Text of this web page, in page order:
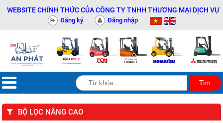
CHÍNH THỨC CỦA CÔNG TY TNHH THƯƠNG MẠI DỊCH VỤ
Đăng ký Đăng nhập
BỘ LỌC NÂNG CAO